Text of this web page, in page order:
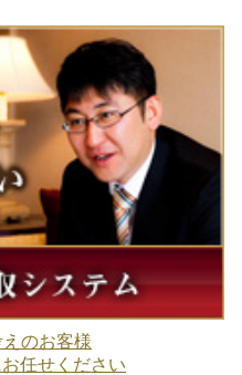
のお客様
任せください